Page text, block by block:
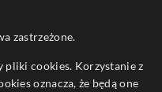
zastrzeżone.
pliki cookies. Korzystanie z
oznacza, że będą one